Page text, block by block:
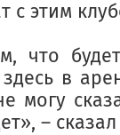
с этим
что
здесь в
могу
–